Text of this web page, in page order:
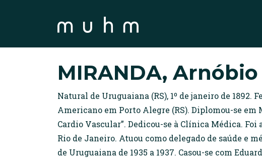
MIRANDA,
Natural de Uruguaiana (RS), 1º de janeiro de
Americano em Porto Alegre (RS). Diplomou-se
Cardio Vascular”. Dedicou-se à Clínica Médica.
Rio de Janeiro. Atuou como delegado de saúde e
de Uruguaiana de 1935 a 1937. Casou-se com